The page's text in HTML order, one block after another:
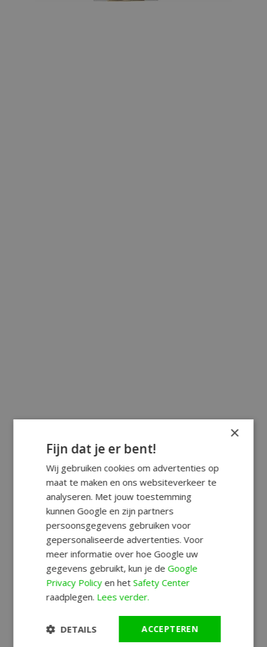
×
Fijn dat je er bent!
Wij gebruiken cookies om advertenties op
maat te maken en ons websiteverkeer te
analyseren. Met jouw toestemming
kunnen Google en zijn partners
persoonsgegevens gebruiken voor
gepersonaliseerde advertenties. Voor
meer informatie over hoe Google uw
gegevens gebruikt, kun je deGoogle
Privacy Policyen hetSafety Center
raadplegen. Lees verder.
ACCEPTEREN
DETAILS